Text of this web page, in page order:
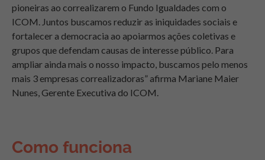
pioneiras ao correalizarem o Fundo Igualdades com o
ICOM. Juntos buscamos reduzir as iniquidades sociais e
fortalecer a democracia ao apoiarmos ações coletivas e
grupos que defendam causas de interesse público. Para
ampliar ainda mais o nosso impacto, buscamos pelo menos
mais 3 empresas correalizadoras” afirma Mariane Maier
Nunes, Gerente Executiva do ICOM.
Como funciona